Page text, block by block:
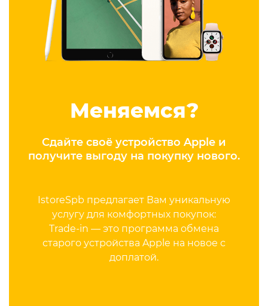
Меняемся?
Сдайте своё устройство Apple и
получите выгоду на покупку нового.
IstoreSpb предлагает Вам уникальную
услугу для комфортных покупок:
Trade-in — это программа обмена
старого устройства Apple на новое с
доплатой.
Согласен cполитикой
+7 812 318-40-14
(c 10:00 до 21:00, без
выходных)